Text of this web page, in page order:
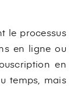
le processus
en ligne ou
en
temps, mais